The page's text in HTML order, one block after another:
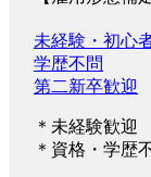
未経験・初心
学歴不問
第二新卒歓迎
＊未経験歓迎
＊資格・学歴